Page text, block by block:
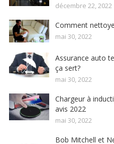
décembre 22, 2022
Comment
mai 30, 2022
Assurance auto
ça sert?
mai 30, 2022
Chargeur à
avis 2022
mai 30, 2022
Bob Mitchell et